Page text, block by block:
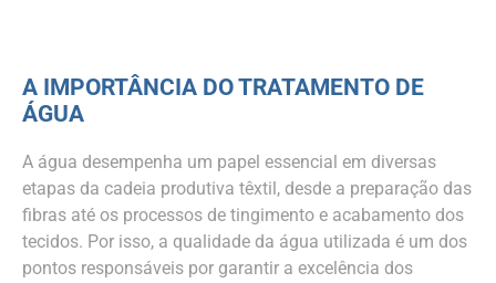
A IMPORTÂNCIA DO TRATAMENTO DE
ÁGUA
A água desempenha um papel essencial em diversas
etapas da cadeia produtiva têxtil, desde a preparação das
fibras até os processos de tingimento e acabamento dos
tecidos. Por isso, a qualidade da água utilizada é um dos
pontos responsáveis por garantir a excelência dos